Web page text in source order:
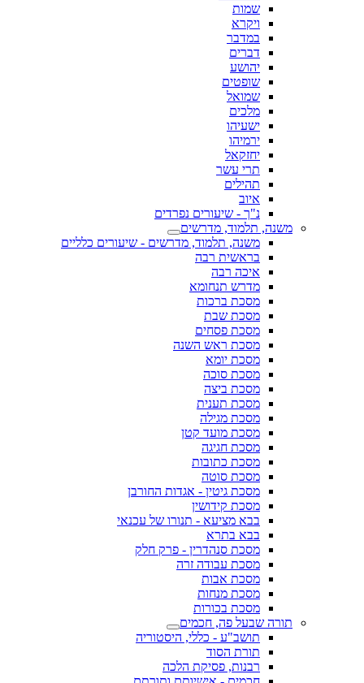
שמות
ויקרא
במדבר
דברים
יהושע
שופטים
שמואל
מלכים
ישעיהו
ירמיהו
יחזקאל
תרי עשר
תהילים
איוב
נ"ך - שיעורים נפרדים
משנה, תלמוד, מדרשים
משנה, תלמוד, מדרשים - שיעורים כלליים
בראשית רבה
איכה רבה
מדרש תנחומא
מסכת ברכות
מסכת שבת
מסכת פסחים
מסכת ראש השנה
מסכת יומא
מסכת סוכה
מסכת ביצה
מסכת תענית
מסכת מגילה
מסכת מועד קטן
מסכת חגיגה
מסכת כתובות
מסכת סוטה
מסכת גיטין - אגדות החורבן
מסכת קידושין
בבא מציעא - תנורו של עכנאי
בבא בתרא
מסכת סנהדרין - פרק חלק
מסכת עבודה זרה
מסכת אבות
מסכת מנחות
מסכת בכורות
תורה שבעל פה, חכמים
תושב"ע - כללי, היסטוריה
תורת הסוד
רבנות, פסיקת הלכה